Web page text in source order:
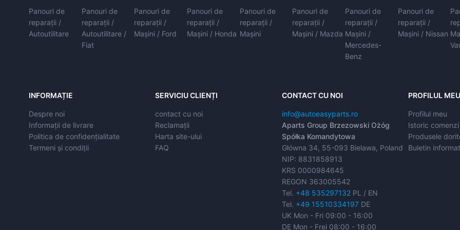
Panouri de
reparații /
Autoutilitare
Panouri de
reparații /
Autoutilitare /
Fiat
Panouri de
reparații /
Mașini / Ford
Panouri de
reparații /
Mașini / Honda
Panouri de
reparații /
Mașini
Panouri de
reparații /
Mașini / Mazda
Panouri de
reparații /
Mașini /
Mercedes-
Benz
Panouri de
reparații /
Mașini / Nissan
INFORMAȚIE
Despre noi
Informații de livrare
Politica de confidențialitate
Termeni și condiții
SERVICIU CLIENȚI
contact cu noi
Reclamații
Harta site-ului
FAQ
CONTACT CU NOI
info@autoeasyparts.ro
Aparts Group Brzezowski Ożóg
Spółka Komandytowa
Główna 34, 55-093 Bielawa, Poland
NIP: 8831858913
KRS 0000984645
REGON 363005542
Tel. +48 535297132PL / EN
Tel. +49 15510334197DE
UK Mon - Fri 09:00 - 16:00
DE Mon - Frei 08:00 - 16:00
PROFILUL MEU
Profilul meu
Istoric comenzi
Produsele
Buletin